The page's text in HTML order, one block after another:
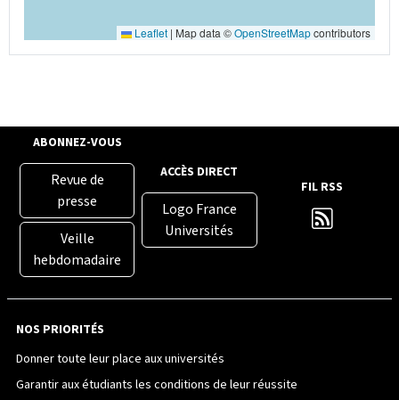
Leaflet | Map data ©OpenStreetMapcontributors
ABONNEZ-VOUS
Revue de
presse
Veille
hebdomadaire
ACCÈS DIRECT
Logo France
Universités
FIL RSS
NOS PRIORITÉS
Donner toute leur place aux universités
Garantir aux étudiants les conditions de leur réussite